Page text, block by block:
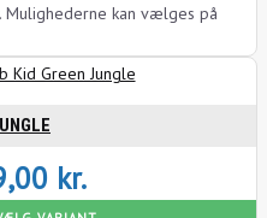
kan vælges på
kr.